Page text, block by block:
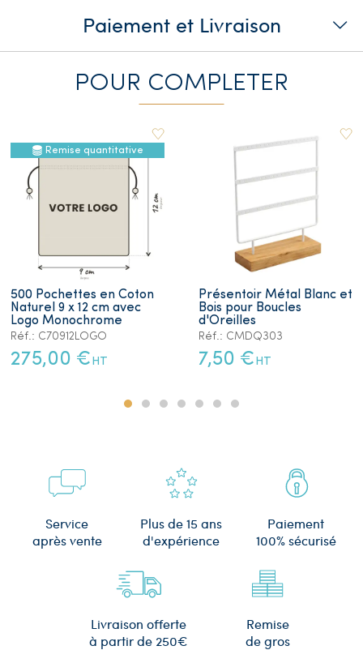
Paiement et Livraison
POUR COMPLETER
Remise quantitative
500 Pochettes en Coton
Naturel 9 x 12 cm avec
Logo Monochrome
Réf.: C70912LOGO
275,00 € HT
Présentoir Métal Blanc et
Bois pour Boucles
d'Oreilles
Réf.: CMDQ303
7,50 € HT
Service
après vente
Plus de 15 ans
d'expérience
Paiement
100% sécurisé
Livraison offerte
à partir de 250€
Remise
de gros